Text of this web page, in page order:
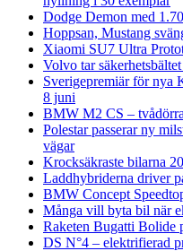
Dodge Demon med
Hoppsan, Mustang
Xiaomi SU7 Ultra
Volvo tar
Sverigepremiär för nya
8 juni
BMW M2 CS –
Polestar passerar ny
vägar
Krocksäkraste bilarna
Laddhybriderna driver
BMW Concept
Många vill byta bil när
Raketen Bugatti Bolide
DS N°4 – elektrifierad